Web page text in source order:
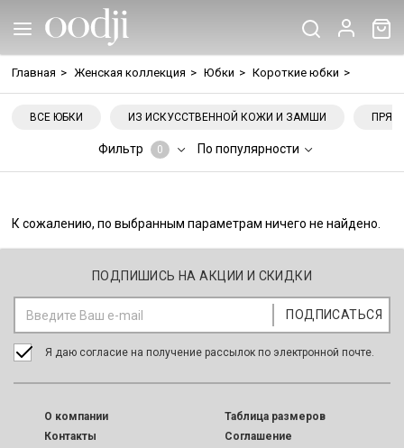
Главная > Женская коллекция > Юбки > Короткие юбки >
ВСЕ ЮБКИ ИЗ ИСКУССТВЕННОЙ КОЖИ И ЗАМШИ
Фильтр 0 По популярности
К сожалению, по выбранным параметрам ничего не найдено.
ПОДПИШИСЬ НА АКЦИИ И СКИДКИ
Я даю согласие на получение рассылок по электронной почте.
O компании
Контакты
Таблица размеров
Соглашение